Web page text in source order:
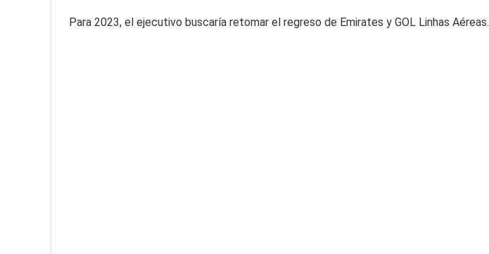
Para 2023, el ejecutivo buscaría retomar el regreso de Emirates y GOL Linhas Aéreas.